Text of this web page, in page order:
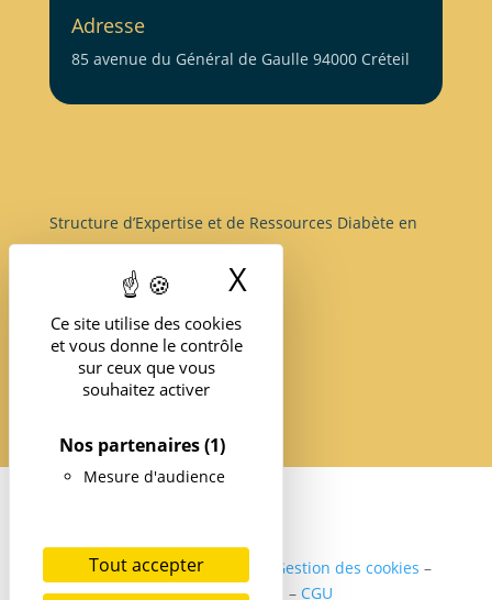
Ce site utilise des cookies
et vous donne le contrôle
sur ceux que vous
souhaitez activer
Nos partenaires(1)
Mesure d'audience
Tout accepter
X
Adresse
85 avenue du Général de Gaulle 94000 Créteil
Structure d’Expertise et de Ressources Diabète en
île-de-France
Politique de confidentialité Gestion des cookies –
Mentions légales
– CGU